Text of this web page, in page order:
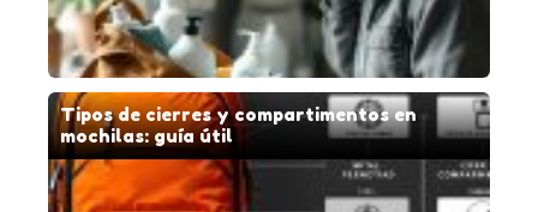
Tipos de cierres y compartimentos en
mochilas: guía útil